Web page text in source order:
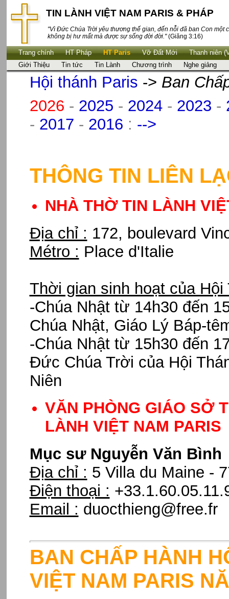
TIN LÀNH VIỆT NAM PARIS & PHÁP
"Vì Đức Chúa Trời yêu thương thế gian, đến nỗi đã ban Con một
không bị hư mất mà được sự sống đời đời."(Giăng 3:16)
Trang chính HT Pháp HT Paris Vỡ Đất Mới
Thanh niên
Giới Thiệu
Tin tức Tin Lành Chương trình Nghe giảng
Hội thánh Paris -> Ban
2026 - 2025 - 2024- 2023 -
- 2017 - 2016 : -->
THÔNG TIN LIÊN
NHÀ THỜ TIN LÀNH
Địa chỉ : 172, boulevard
Métro : Place d'Italie
Thời gian sinh hoạt của Hội
-Chúa Nhật từ 14h30 đến
Chúa Nhật, Giáo Lý Báp-
-Chúa Nhật từ 15h30 đến
Đức Chúa Trời của Hội
Niên
VĂN PHÒNG GIÁO SỞ
LÀNH VIỆT NAM PARIS
Mục sư Nguyễn Văn Bình
Địa chỉ : 5 Villa du Maine -
Điện thoại :
Email : duocthieng@free.fr
BAN CHẤP HÀNH
VIỆT NAM PARIS